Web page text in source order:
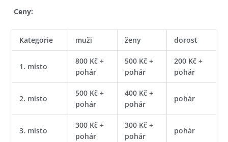
Ceny:
Kategorie muži ženy dorost
1. místo
800 Kč +
pohár
500 Kč +
pohár
200 Kč +
pohár
2. místo
500 Kč +
pohár
400 Kč +
pohár
pohár
3. místo
300 Kč +
pohár
300 Kč +
pohár
pohár